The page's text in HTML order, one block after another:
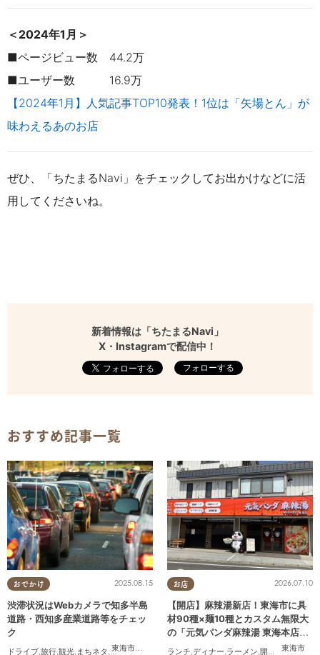
＜2024年1月＞
■ページビュー数 44.2万
■ユーザー数 16.9万
【2024年1月】人気記事TOP10発表！1位は「矢場とん」が
味わえるあのお店
ぜひ、「ちたまるNavi」をチェックしてお出かけなどに活
用してくださいね。
新着情報は「ちたまるNavi」
X・Instagramで配信中！
フォローする
おすすめ記事一覧
おでかけ
東海市大府市 知多市, 東浦町, 常滑市 南知多町
2025.08.15
渋滞状況はWebカメラで知多半島
道路・西知多産業道路等をチェッ
ク
ドライブ,旅行,観光, まちネタ ,渋滞
お店
東海市
2026.07.10
【開店】麻辣湯新店！東海市に具
材90種×麺10種とカスタム無限大
の「元気パンダ麻辣湯 東海本店」
ランチ,ディナー,ラーメン,開店 夫婦,カッ